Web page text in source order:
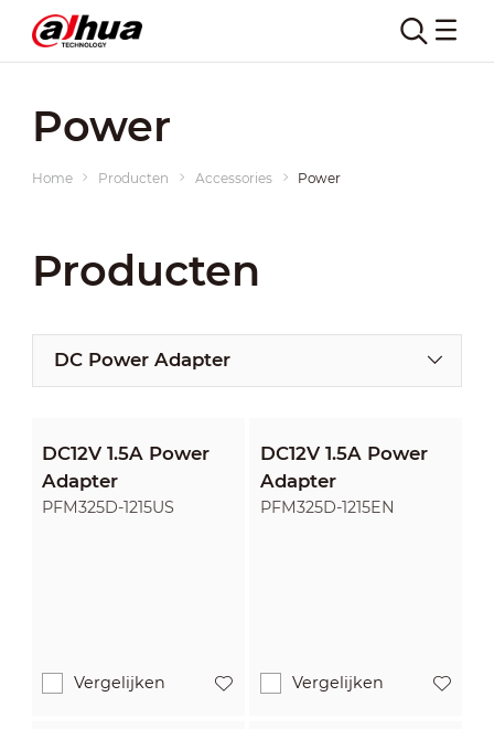
Power
Home Producten Accessories Power
Producten
DC Power Adapter
DC12V 1.5A Power
Adapter
PFM325D-1215US
Vergelijken
DC12V 1.5A Power
Adapter
PFM325D-1215EN
Vergelijken